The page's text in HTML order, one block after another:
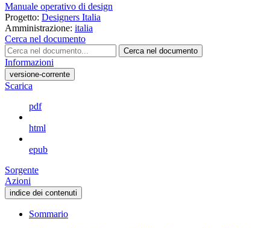
Manuale operativo di design
Progetto: Designers Italia
Amministrazione: italia
Cerca nel documento
Cerca nel documento
Informazioni
versione-corrente
Scarica
pdf
html
epub
Sorgente
Azioni
indice dei contenuti
Sommario